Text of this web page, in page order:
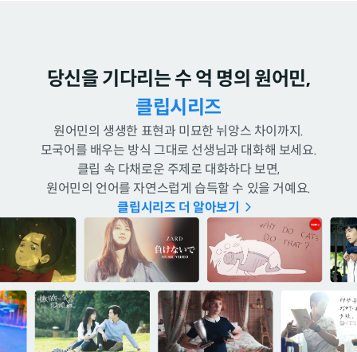
당신을 기다리는 수 억 명의 원어민,
클립시리즈
원어민의 생생한 표현과 미묘한 뉘앙스 차이까지.
모국어를 배우는 방식 그대로 선생님과 대화해 보세요.
클립 속 다채로운 주제로 대화하다 보면,
원어민의 언어를 자연스럽게 습득할 수 있을 거예요.
클립시리즈 더 알아보기